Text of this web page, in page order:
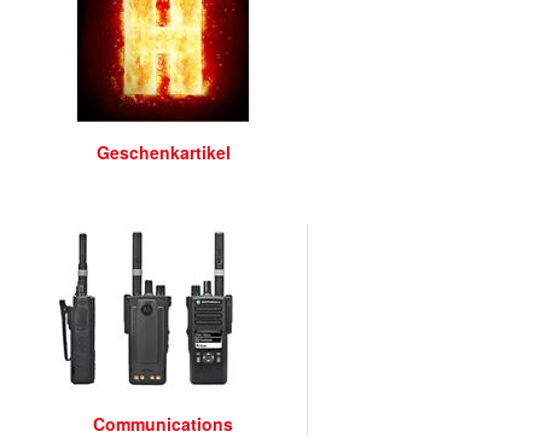
Geschenkartikel
Communications